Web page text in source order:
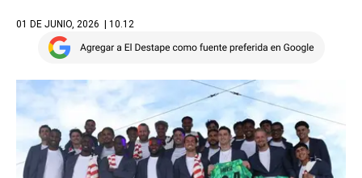
01 DE JUNIO, 2026 | 10.12